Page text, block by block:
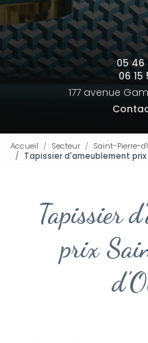
05 46
06 15
177 avenue
Accueil Secteur
Saint-Pierre-
Tapissier d'ameublement
Tapissier
prix